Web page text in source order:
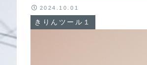
きりんツール１
2024.10.01